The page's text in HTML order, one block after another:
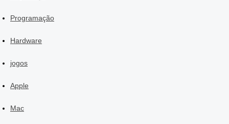
Programação
Hardware
jogos
Apple
Mac